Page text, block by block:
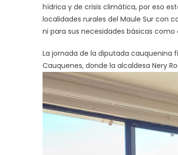
hídrica y de crisis climática, por eso
localidades rurales del Maule Sur con
ni para sus necesidades básicas como
La jornada de la diputada cauquenina
Cauquenes, donde la alcaldesa Nery